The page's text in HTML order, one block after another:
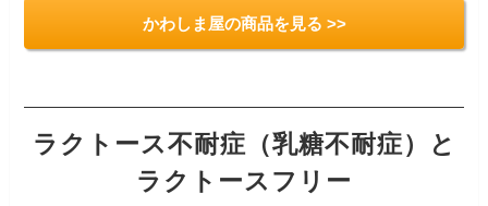
かわしま屋の商品を見る >>
ラクトース不耐症（乳糖不耐症）と
ラクトースフリー